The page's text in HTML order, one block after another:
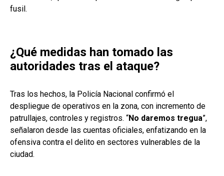
fusil.
¿Qué medidas han tomado las
autoridades tras el ataque?
Tras los hechos, la Policía Nacional confirmó el
despliegue de operativos en la zona, con incremento de
patrullajes, controles y registros. “No daremos tregua”,
señalaron desde las cuentas oficiales, enfatizando en la
ofensiva contra el delito en sectores vulnerables de la
ciudad.